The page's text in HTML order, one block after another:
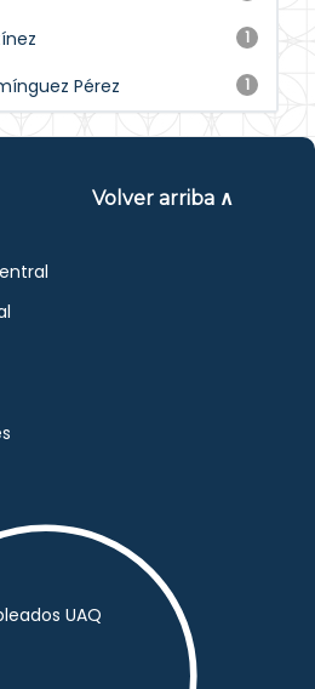
1
1
Pérez
Volver arriba ∧
UAQ